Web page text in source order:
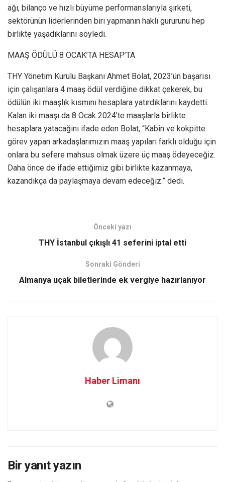
ağı, bilanço ve hızlı büyüme performanslarıyla şirketi,
sektörünün liderlerinden biri yapmanın haklı gururunu hep
birlikte yaşadıklarını söyledi.
MAAŞ ÖDÜLÜ 8 OCAK’TA HESAP’TA
THY Yönetim Kurulu Başkanı Ahmet Bolat, 2023’ün başarısı
için çalışanlara 4 maaş ödül verdiğine dikkat çekerek, bu
ödülün iki maaşlık kısmını hesaplara yatırdıklarını kaydetti.
Kalan iki maaşı da 8 Ocak 2024’te maaşlarla birlikte
hesaplara yatacağını ifade eden Bolat, “Kabin ve kokpitte
görev yapan arkadaşlarımızın maaş yapıları farklı olduğu için
onlara bu sefere mahsus olmak üzere üç maaş ödeyeceğiz.
Daha önce de ifade ettiğimiz gibi birlikte kazanmaya,
kazandıkça da paylaşmaya devam edeceğiz.” dedi.
Önceki yazı
THY İstanbul çıkışlı 41 seferini iptal etti
Sonraki Gönderi
Almanya uçak biletlerinde ek vergiye hazırlanıyor
Haber Limanı
Bir yanıt yazın